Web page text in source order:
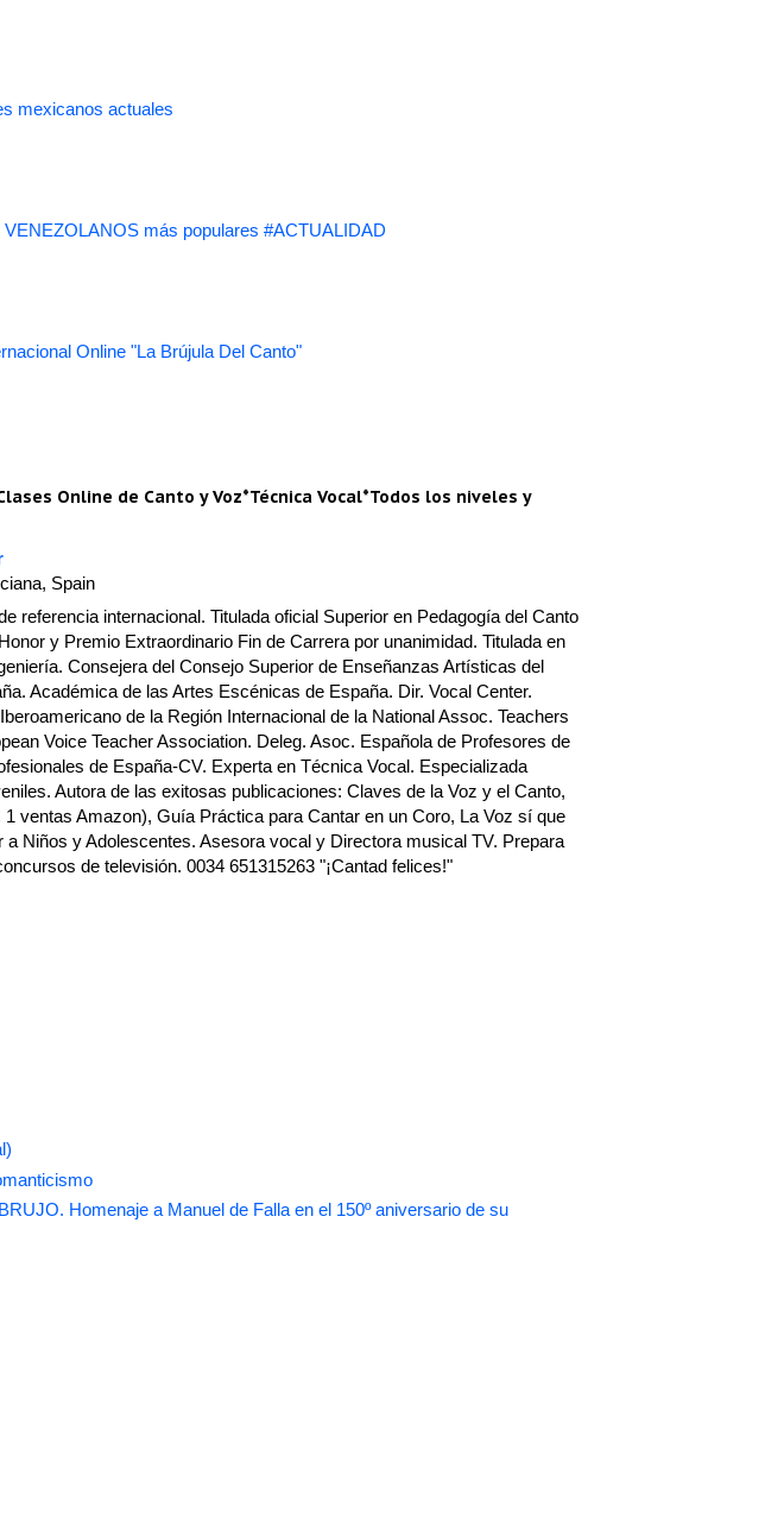
mexicanos actuales
VENEZOLANOS más populares #ACTUALIDAD
Online "La Brújula Del Canto"
Online de Canto y Voz*Técnica Vocal*Todos los niveles y
Spain
referencia internacional. Titulada oficial Superior en Pedagogía del Canto
y Premio Extraordinario Fin de Carrera por unanimidad. Titulada en
Consejera del Consejo Superior de Enseñanzas Artísticas del
Académica de las Artes Escénicas de España. Dir. Vocal Center.
de la Región Internacional de la National Assoc. Teachers
Voice Teacher Association. Deleg. Asoc. Española de Profesores de
de España-CV. Experta en Técnica Vocal. Especializada
Autora de las exitosas publicaciones: Claves de la Voz y el Canto,
ventas Amazon), Guía Práctica para Cantar en un Coro, La Voz sí que
a Niños y Adolescentes. Asesora vocal y Directora musical TV. Prepara
de televisión. 0034 651315263 "¡Cantad felices!"
Homenaje a Manuel de Falla en el 150º aniversario de su